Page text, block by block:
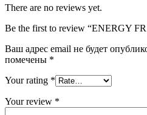
There are no reviews yet.
Be the first to review “ENERGY
Ваш адрес email не будет
помечены *
Your rating *
Your review *